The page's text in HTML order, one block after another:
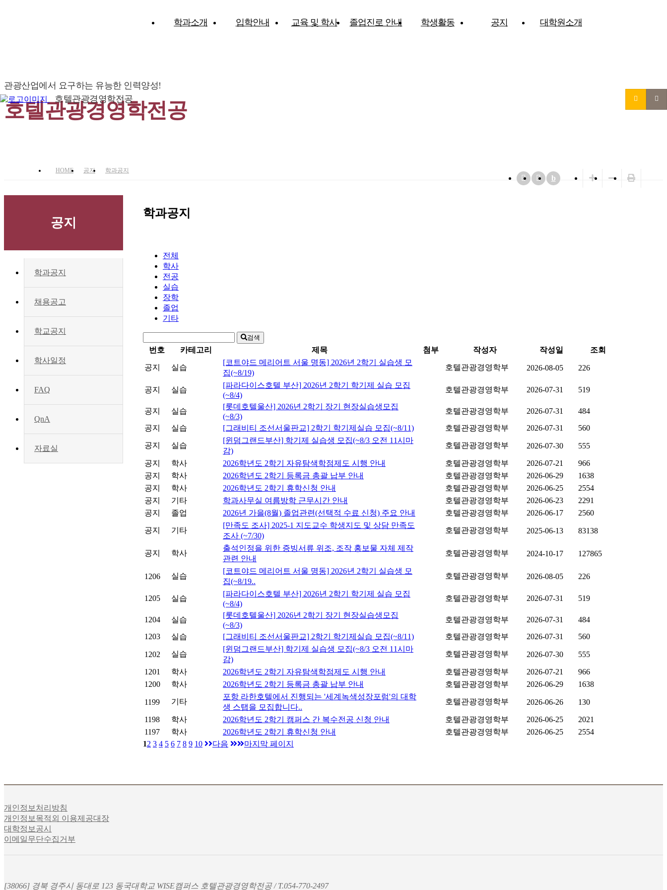
호텔관광경영학전공
학과소개 입학안내 교육 및 학사 졸업진로 안내 학생활동 공지 대학원소개
관광산업에서 요구하는 유능한 인력양성!
호텔관광경영학전공
HOME 공지 학과공지
b
공지
학과공지
채용공고
학교공지
학사일정
FAQ
QnA
자료실
학과공지
전체
학사
전공
실습
장학
졸업
기타
검색
번호 카테고리 제목 첨부 작성자 작성일 조회
공지 실습
[코트야드 메리어트 서울 명동] 2026년 2학기 실습생 모
집(~8/19)
호텔관광경영학부 2026-08-05 226
공지 실습
[파라다이스호텔 부산] 2026년 2학기 학기제 실습 모집
(~8/4)
호텔관광경영학부 2026-07-31 519
공지 실습
[롯데호텔울산] 2026년 2학기 장기 현장실습생모집
(~8/3)
호텔관광경영학부 2026-07-31
484
공지
실습 [그래비티 조선서울판교] 2학기 학기제실습 모집(~8/11) 호텔관광경영학부 2026-07-31 560
공지 실습
[윈덤그랜드부산] 학기제 실습생 모집(~8/3 오전 11시마
감)
호텔관광경영학부 2026-07-30 555
공지 학사 2026학년도 2학기 자유탐색학점제도 시행 안내 호텔관광경영학부 2026-07-21
966
공지
학사 2026학년도 2학기 등록금 총괄 납부 안내 호텔관광경영학부 2026-06-29
1638
공지
학사 2026학년도 2학기 휴학신청 안내 호텔관광경영학부 2026-06-25
2554
공지
기타 학과사무실 여름방학 근무시간 안내 호텔관광경영학부 2026-06-23
2291
공지
졸업 2026년 가을(8월) 졸업관련(선택적 수료 신청) 주요 안내 호텔관광경영학부 2026-06-17 2560
공지 기타
[만족도 조사] 2025-1 지도교수 학생지도 및 상담 만족도
조사 (~7/30)
호텔관광경영학부 2025-06-13 83138
공지 학사
출석인정을 위한 증빙서류 위조, 조작 홍보물 자체 제작
관련 안내
호텔관광경영학부 2024-10-17 127865
1206 실습
[코트야드 메리어트 서울 명동] 2026년 2학기 실습생 모
집(~8/19..
호텔관광경영학부 2026-08-05 226
1205 실습
[파라다이스호텔 부산] 2026년 2학기 학기제 실습 모집
(~8/4)
호텔관광경영학부 2026-07-31 519
1204 실습
[롯데호텔울산] 2026년 2학기 장기 현장실습생모집
(~8/3)
호텔관광경영학부 2026-07-31
484
1203
실습 [그래비티 조선서울판교] 2학기 학기제실습 모집(~8/11) 호텔관광경영학부 2026-07-31 560
1202 실습
[윈덤그랜드부산] 학기제 실습생 모집(~8/3 오전 11시마
감)
호텔관광경영학부 2026-07-30 555
1201 학사 2026학년도 2학기 자유탐색학점제도 시행 안내 호텔관광경영학부 2026-07-21
966
1200
학사 2026학년도 2학기 등록금 총괄 납부 안내 호텔관광경영학부 2026-06-29 1638
1199 기타
포항 라한호텔에서 진행되는 '세계녹색성장포럼'의 대학
생 스탭을 모집합니다..
호텔관광경영학부 2026-06-26 130
1198 학사 2026학년도 2학기 캠퍼스 간 복수전공 신청 안내 호텔관광경영학부 2026-06-25
2021
1197
학사 2026학년도 2학기 휴학신청 안내 호텔관광경영학부 2026-06-25
2554
12 3 4 5 6 7 8 9 10 다음 마지막 페이지
개인정보처리방침
개인정보목적외 이용제공대장
대학정보공시
이메일무단수집거부
[38066] 경북 경주시 동대로 123 동국대학교 WISE캠퍼스 호텔관광경영학전공 / T.054-770-2497